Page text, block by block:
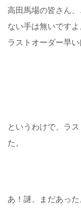
高田馬場の皆さん
ない手は無いですよ
ラストオーダー早い
というわけで、ラ
た。
あ！謎、まだあった